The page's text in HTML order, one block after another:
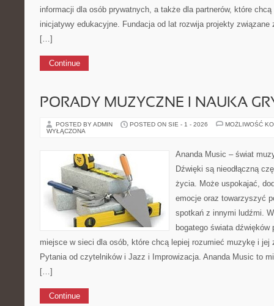
informacji dla osób prywatnych, a także dla partnerów, które
inicjatywy edukacyjne. Fundacja od lat rozwija projekty
[…]
Continue
PORADY MUZYCZNE I NAUKA
POSTED BY ADMIN POSTED ON SIE - 1 - 2026
MOŻLIWOŚĆ
WYŁĄCZONA
Ananda Music – świat
Dźwięki są nieodłączną
życia. Może uspokajać,
emocje oraz towarzyszyć
spotkań z innymi ludźmi.
bogatego świata dźwięków
miejsce w sieci dla osób, które chcą lepiej rozumieć muzykę i jej
Pytania od czytelników i Jazz i Improwizacja. Ananda Music to
[…]
Continue